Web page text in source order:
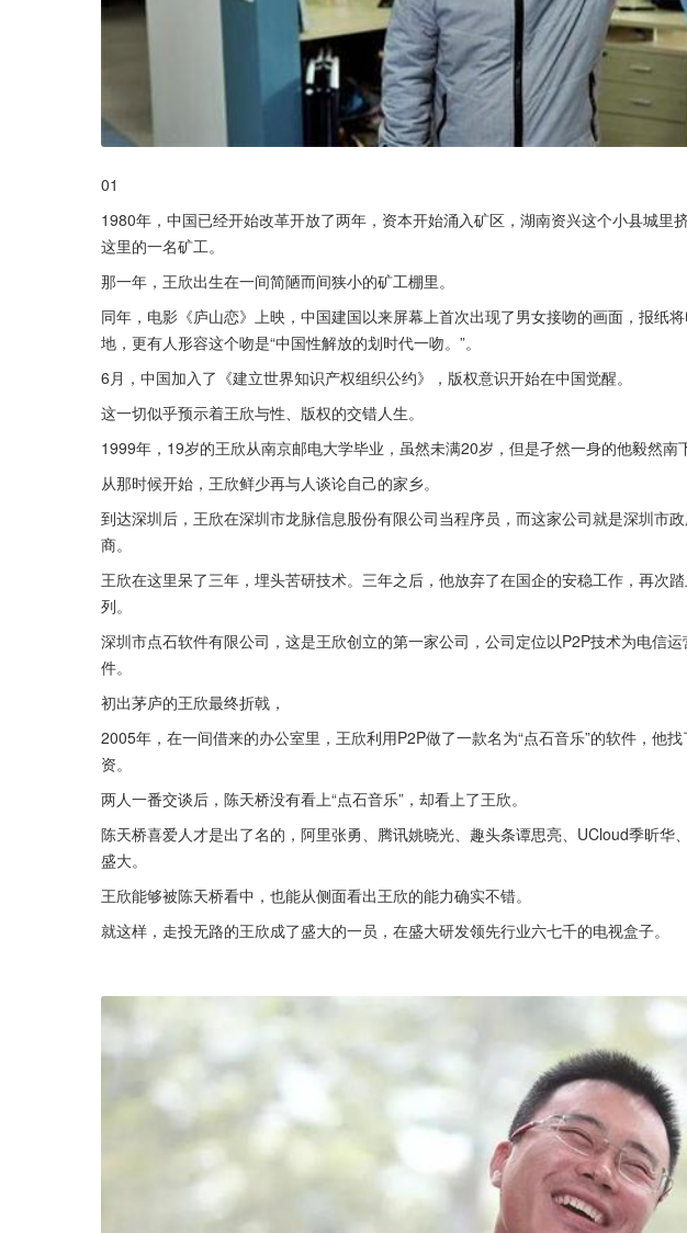
01
1980年，中国已经开始改革开放了两年，资本开始涌入矿区，湖南资兴这个小县城里
这里的一名矿工。
那一年，王欣出生在一间简陋而间狭小的矿工棚里。
同年，电影《庐山恋》上映，中国建国以来屏幕上首次出现了男女接吻的画面，报纸
地，更有人形容这个吻是“中国性解放的划时代一吻。”。
6月，中国加入了《建立世界知识产权组织公约》，版权意识开始在中国觉醒。
这一切似乎预示着王欣与性、版权的交错人生。
1999年，19岁的王欣从南京邮电大学毕业，虽然未满20岁，但是孑然一身的他毅然南
从那时候开始，王欣鲜少再与人谈论自己的家乡。
到达深圳后，王欣在深圳市龙脉信息股份有限公司当程序员，而这家公司就是深圳市
商。
王欣在这里呆了三年，埋头苦研技术。三年之后，他放弃了在国企的安稳工作，再次
列。
深圳市点石软件有限公司，这是王欣创立的第一家公司，公司定位以P2P技术为电信
件。
初出茅庐的王欣最终折戟，
2005年，在一间借来的办公室里，王欣利用P2P做了一款名为“点石音乐”的软件，他
资。
两人一番交谈后，陈天桥没有看上“点石音乐”，却看上了王欣。
陈天桥喜爱人才是出了名的，阿里张勇、腾讯姚晓光、趣头条谭思亮、UCloud季昕华
盛大。
王欣能够被陈天桥看中，也能从侧面看出王欣的能力确实不错。
就这样，走投无路的王欣成了盛大的一员，在盛大研发领先行业六七千的电视盒子。